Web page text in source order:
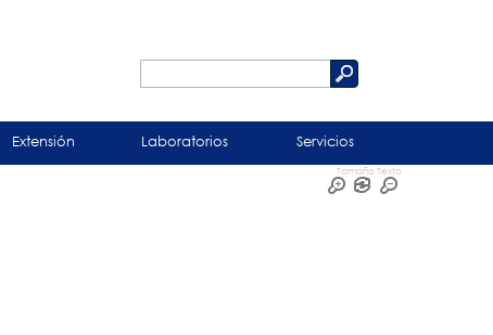
de
Extensión Laboratorios Servicios
Tamaño Texto